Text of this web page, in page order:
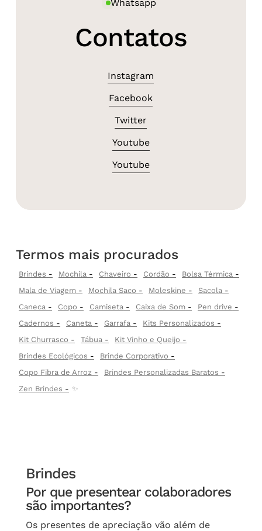
Whatsapp
Contatos
Instagram
Facebook
Twitter
Youtube
Youtube
Termos mais procurados
Brindes Mochila Chaveiro Cordão
Bolsa Térmica
Mala de Viagem
Mochila Saco Moleskine
Sacola
Caneca
Copo Camiseta Caixa de Som
Pen drive
Cadernos
Caneta Garrafa
Kits Personalizados
Kit Churrasco
Tábua
Kit Vinho e Queijo
Brindes Ecológicos
Brinde Corporativo
Copo Fibra de Arroz
Brindes Personalizadas Baratos
Zen Brindes
✨
Brindes
Por que presentear colaboradores
são importantes?
Os presentes de apreciação vão além de